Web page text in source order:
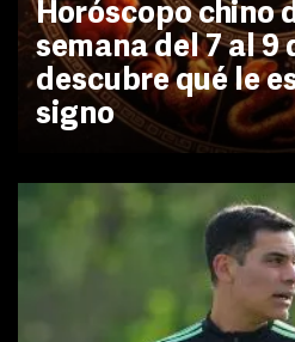
Horóscopo chino
semana del 7 al 9
descubre qué le
signo